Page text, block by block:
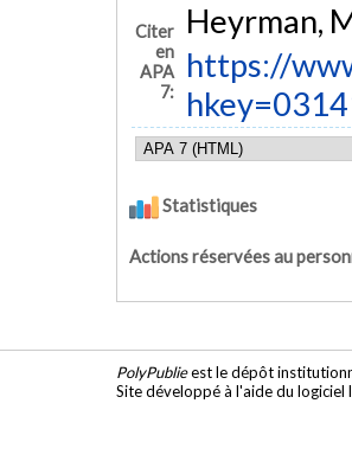
Citer
en
APA
7:
Heyrman,
https://
Statistiques
Actions réservées au
PolyPublieest le dépôt
Site développé à l'aide du logiciel